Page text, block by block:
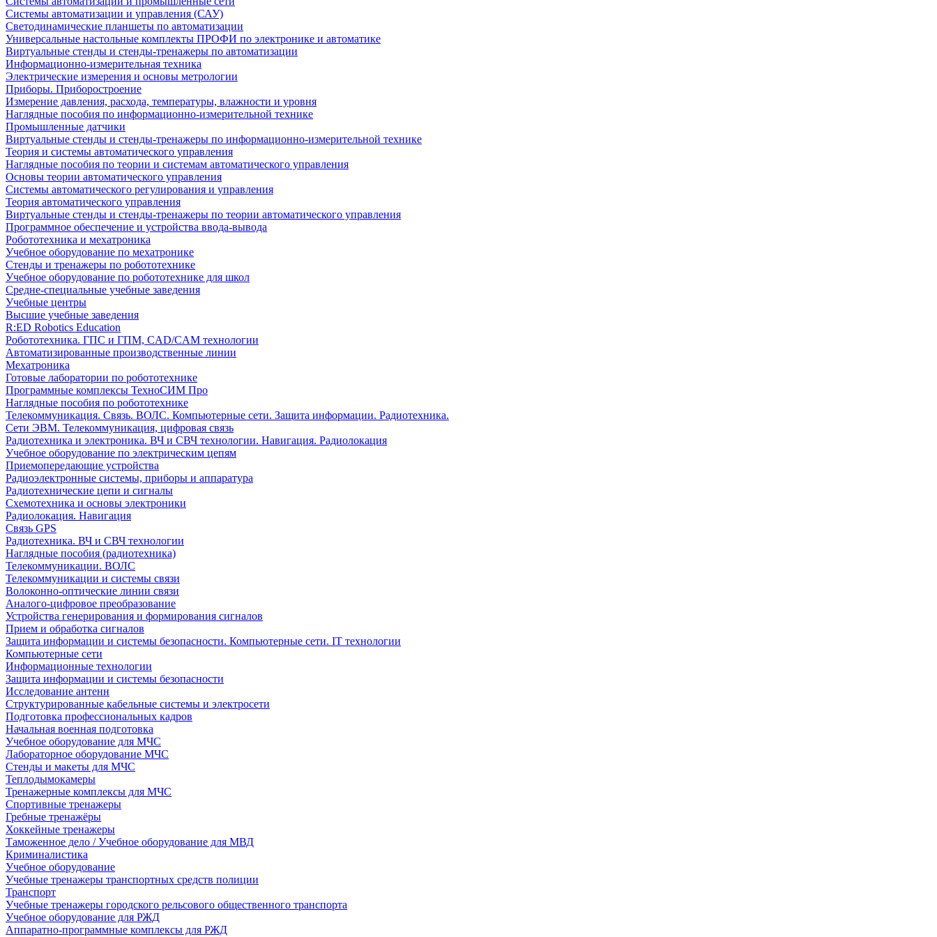
Системы автоматизации и управления (САУ)
Светодинамические планшеты по автоматизации
Универсальные настольные комплекты ПРОФИ по электронике и автоматике
Виртуальные стенды и стенды-тренажеры по автоматизации
Информационно-измерительная техника
Электрические измерения и основы метрологии
Приборы. Приборостроение
Измерение давления, расхода, температуры, влажности и уровня
Наглядные пособия по информационно-измерительной технике
Промышленные датчики
Виртуальные стенды и стенды-тренажеры по информационно-измерительной технике
Теория и системы автоматического управления
Наглядные пособия по теории и системам автоматического управления
Основы теории автоматического управления
Системы автоматического регулирования и управления
Теория автоматического управления
Виртуальные стенды и стенды-тренажеры по теории автоматического управления
Программное обеспечение и устройства ввода-вывода
Робототехника и мехатроника
Учебное оборудование по мехатронике
Стенды и тренажеры по робототехнике
Учебное оборудование по робототехнике для школ
Средне-специальные учебные заведения
Учебные центры
Высшие учебные заведения
R:ED Robotics Education
Робототехника. ГПС и ГПМ, CAD/CAM технологии
Автоматизированные производственные линии
Мехатроника
Готовые лаборатории по робототехнике
Программные комплексы ТехноСИМ Про
Наглядные пособия по робототехнике
Телекоммуникация. Связь. ВОЛС. Компьютерные сети. Защита информации. Радиотехника.
Сети ЭВМ. Телекоммуникация, цифровая связь
Радиотехника и электроника. ВЧ и СВЧ технологии. Навигация. Радиолокация
Учебное оборудование по электрическим цепям
Приемопередающие устройства
Радиоэлектронные системы, приборы и аппаратура
Радиотехнические цепи и сигналы
Схемотехника и основы электроники
Радиолокация. Навигация
Связь GPS
Радиотехника. ВЧ и СВЧ технологии
Наглядные пособия (радиотехника)
Телекоммуникации. ВОЛС
Телекоммуникации и системы связи
Волоконно-оптические линии связи
Аналого-цифровое преобразование
Устройства генерирования и формирования сигналов
Прием и обработка сигналов
Защита информации и системы безопасности. Компьютерные сети. IT технологии
Компьютерные сети
Информационные технологии
Защита информации и системы безопасности
Исследование антенн
Структурированные кабельные системы и электросети
Подготовка профессиональных кадров
Начальная военная подготовка
Учебное оборудование для МЧС
Лабораторное оборудование МЧС
Стенды и макеты для МЧС
Теплодымокамеры
Тренажерные комплексы для МЧС
Спортивные тренажеры
Гребные тренажёры
Хоккейные тренажеры
Таможенное дело / Учебное оборудование для МВД
Криминалистика
Учебное оборудование
Учебные тренажеры транспортных средств полиции
Транспорт
Учебные тренажеры городского рельсового общественного транспорта
Учебное оборудование для РЖД
Аппаратно-программные комплексы для РЖД